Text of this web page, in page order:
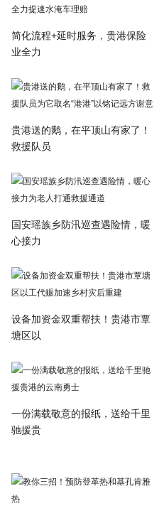
简化流程+延时服务，贵港保险
业全力
贵港送的鹅，在平顶山有家了！
救援队员
国安瑶族乡防汛巡查遇险情，暖
心接力
设备加资金双重帮扶！贵港市覃
塘区以
一份满载敬意的报纸，送给千里
驰援贵